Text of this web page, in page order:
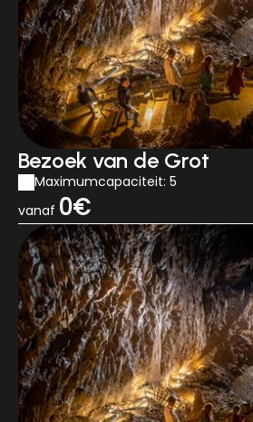
Bezoek van de Grot
Maximumcapaciteit: 5
vanaf 0€